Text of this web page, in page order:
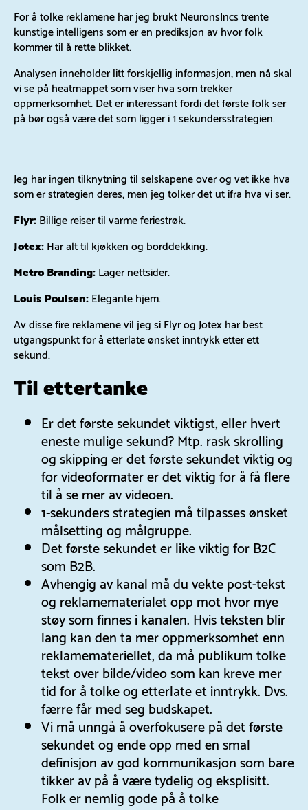
For å tolke reklamene har jeg brukt NeuronsIncs trente
kunstige intelligens som er en prediksjon av hvor folk
kommer til å rette blikket.
Analysen inneholder litt forskjellig informasjon, men nå skal
vi se på heatmappet som viser hva som trekker
oppmerksomhet. Det er interessant fordi det første folk ser
på bør også være det som ligger i 1 sekundersstrategien.
Jeg har ingen tilknytning til selskapene over og vet ikke hva
som er strategien deres, men jeg tolker det ut ifra hva vi ser.
Flyr:Billige reiser til varme feriestrøk.
Jotex:Har alt til kjøkken og borddekking.
Metro Branding:Lager nettsider.
Louis Poulsen:Elegante hjem.
Av disse fire reklamene vil jeg si Flyr og Jotex har best
utgangspunkt for å etterlate ønsket inntrykk etter ett
sekund.
Til ettertanke
Er det første sekundet viktigst, eller hvert
eneste mulige sekund? Mtp. rask skrolling
og skipping er det første sekundet viktig og
for videoformater er det viktig for å få flere
til å se mer av videoen.
1-sekunders strategien må tilpasses ønsket
målsetting og målgruppe.
Det første sekundet er like viktig for B2C
som B2B.
Avhengig av kanal må du vekte post-tekst
og reklamematerialet opp mot hvor mye
støy som finnes i kanalen. Hvis teksten blir
lang kan den ta mer oppmerksomhet enn
reklamemateriellet, da må publikum tolke
tekst over bilde/video som kan kreve mer
tid for å tolke og etterlate et inntrykk. Dvs.
færre får med seg budskapet.
Vi må unngå å overfokusere på det første
sekundet og ende opp med en smal
definisjon av god kommunikasjon som bare
tikker av på å være tydelig og eksplisitt.
Folk er nemlig gode på å tolke